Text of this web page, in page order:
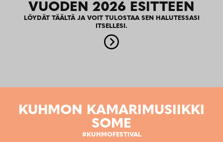
VUODEN 2026 ESITTEEN
LÖYDÄT TÄÄLTÄ JA VOIT TULOSTAA SEN HALUTESSASI
ITSELLESI.
KUHMON KAMARIMUSIIKKI
SOME
#KUHMOFESTIVAL